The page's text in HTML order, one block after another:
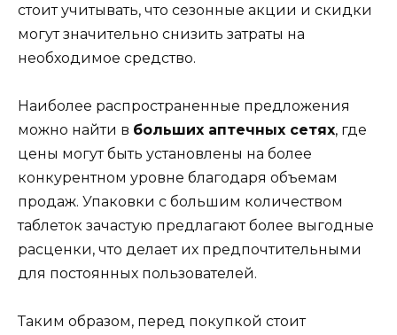
стоит учитывать, что сезонные акции и скидки
могут значительно снизить затраты на
необходимое средство.
Наиболее распространенные предложения
можно найти в больших аптечных сетях, где
цены могут быть установлены на более
конкурентном уровне благодаря объемам
продаж. Упаковки с большим количеством
таблеток зачастую предлагают более выгодные
расценки, что делает их предпочтительными
для постоянных пользователей.
Таким образом, перед покупкой стоит